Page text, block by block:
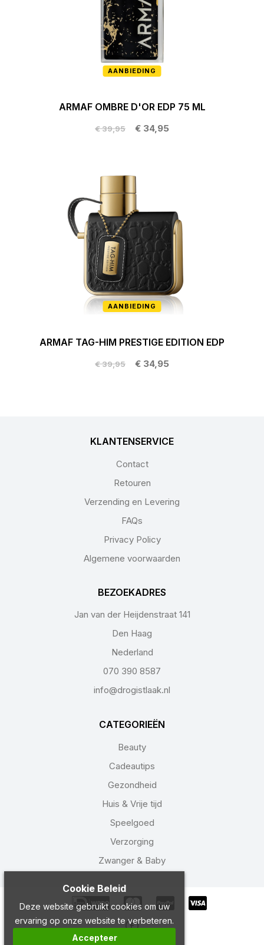
AANBIEDING
ARMAF OMBRE D'OR EDP 75 ML
€ 34,95
€ 39,95
AANBIEDING
ARMAF TAG-HIM PRESTIGE EDITION EDP
€ 34,95
€ 39,95
KLANTENSERVICE
Contact
Retouren
Verzending en Levering
FAQs
Privacy Policy
Algemene voorwaarden
BEZOEKADRES
Jan van der Heijdenstraat 141
Den Haag
Nederland
070 390 8587
info@drogistlaak.nl
CATEGORIEËN
Beauty
Cadeautips
Gezondheid
Huis & Vrije tijd
Speelgoed
Verzorging
Zwanger & Baby
Cookie Beleid
Deze website gebruikt cookies om uw
ervaring op onze website te verbeteren.
Accepteer